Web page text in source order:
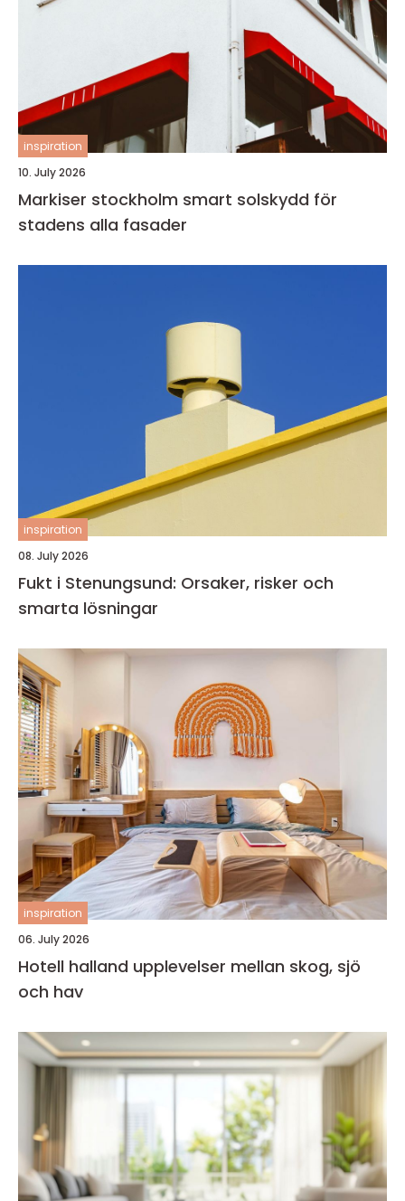
inspiration
10. July 2026
Markiser stockholm smart solskydd för
stadens alla fasader
inspiration
08. July 2026
Fukt i Stenungsund: Orsaker, risker och
smarta lösningar
inspiration
06. July 2026
Hotell halland upplevelser mellan skog, sjö
och hav